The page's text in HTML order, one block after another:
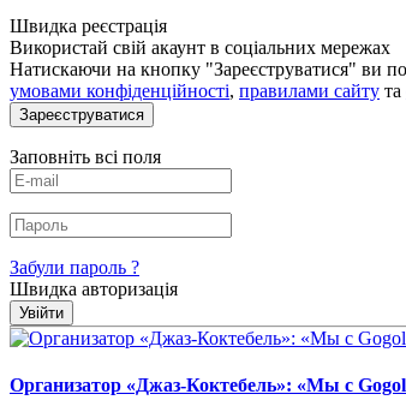
Швидка реєстрація
Використай свій акаунт в соціальних мережах
Натискаючи на кнопку "Зареєструватися" ви
умовами конфіденційності, правилами сайту та
Зареєструватися
Заповніть всі поля
Забули пароль ?
Швидка авторизація
Увійти
Организатор «Джаз-Коктебель»: «Мы с